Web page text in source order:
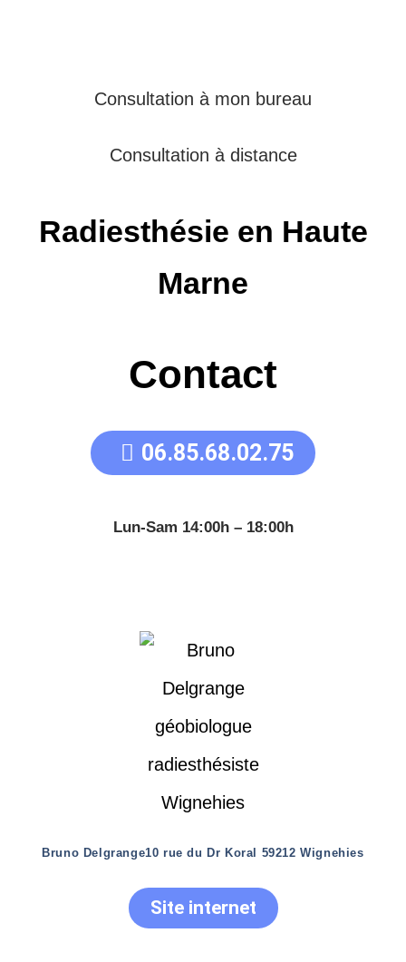
Consultation à mon bureau
Consultation à distance
Radiesthésie en Haute
Marne
Contact
06.85.68.02.75
Lun-Sam 14:00h – 18:00h
Bruno Delgrange10 rue du Dr Koral 59212 Wignehies
Site internet